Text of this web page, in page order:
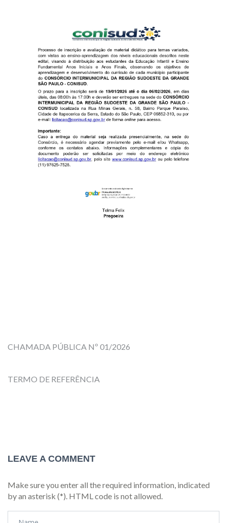
CHAMADA PÚBLICA Nº 01/2026
TERMO DE REFERÊNCIA
LEAVE A COMMENT
Make sure you enter all the required information, indicated
by an asterisk (*). HTML code is not allowed.